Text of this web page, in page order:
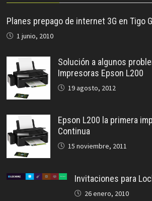
Planes prepago de internet 3G en Tigo
1 junio, 2010
Solución a algunos
Impresoras Epson L200
19 agosto, 2012
Epson L200 la primera
Continua
15 noviembre, 2011
Invitaciones para
26 enero, 2010